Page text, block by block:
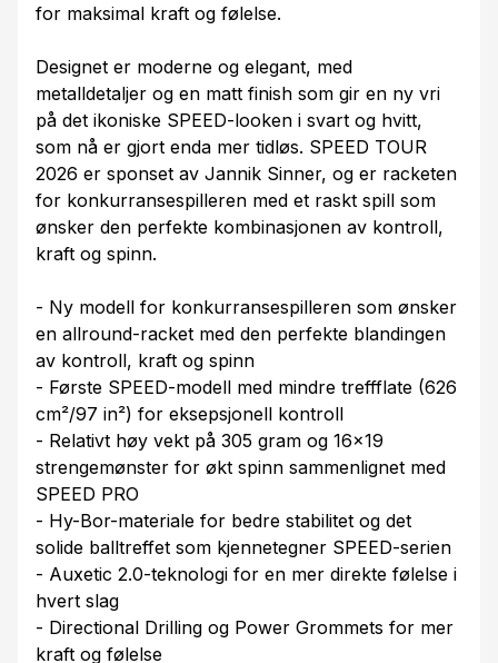
for maksimal kraft og følelse.
Designet er moderne og elegant, med
metalldetaljer og en matt finish som gir en ny vri
på det ikoniske SPEED-looken i svart og hvitt,
som nå er gjort enda mer tidløs. SPEED TOUR
2026 er sponset av Jannik Sinner, og er racketen
for konkurransespilleren med et raskt spill som
ønsker den perfekte kombinasjonen av kontroll,
kraft og spinn.
- Ny modell for konkurransespilleren som ønsker
en allround-racket med den perfekte blandingen
av kontroll, kraft og spinn
- Første SPEED-modell med mindre treffflate (626
cm²/97 in²) for eksepsjonell kontroll
- Relativt høy vekt på 305 gram og 16x19
strengemønster for økt spinn sammenlignet med
SPEED PRO
- Hy-Bor-materiale for bedre stabilitet og det
solide balltreffet som kjennetegner SPEED-serien
- Auxetic 2.0-teknologi for en mer direkte følelse i
hvert slag
- Directional Drilling og Power Grommets for mer
kraft og følelse